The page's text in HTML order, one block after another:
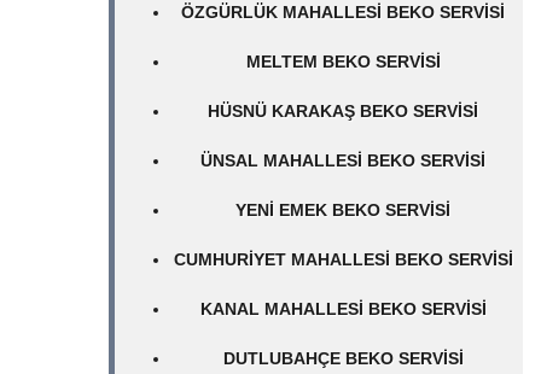
ÖZGÜRLÜK MAHALLESI BEKO SERVISI
MELTEM BEKO SERVISI
HÜSNÜ KARAKAŞ BEKO SERVISI
ÜNSAL MAHALLESI BEKO SERVISI
YENI EMEK BEKO SERVISI
CUMHURIYET MAHALLESI BEKO SERVISI
KANAL MAHALLESI BEKO SERVISI
DUTLUBAHÇE BEKO SERVISI